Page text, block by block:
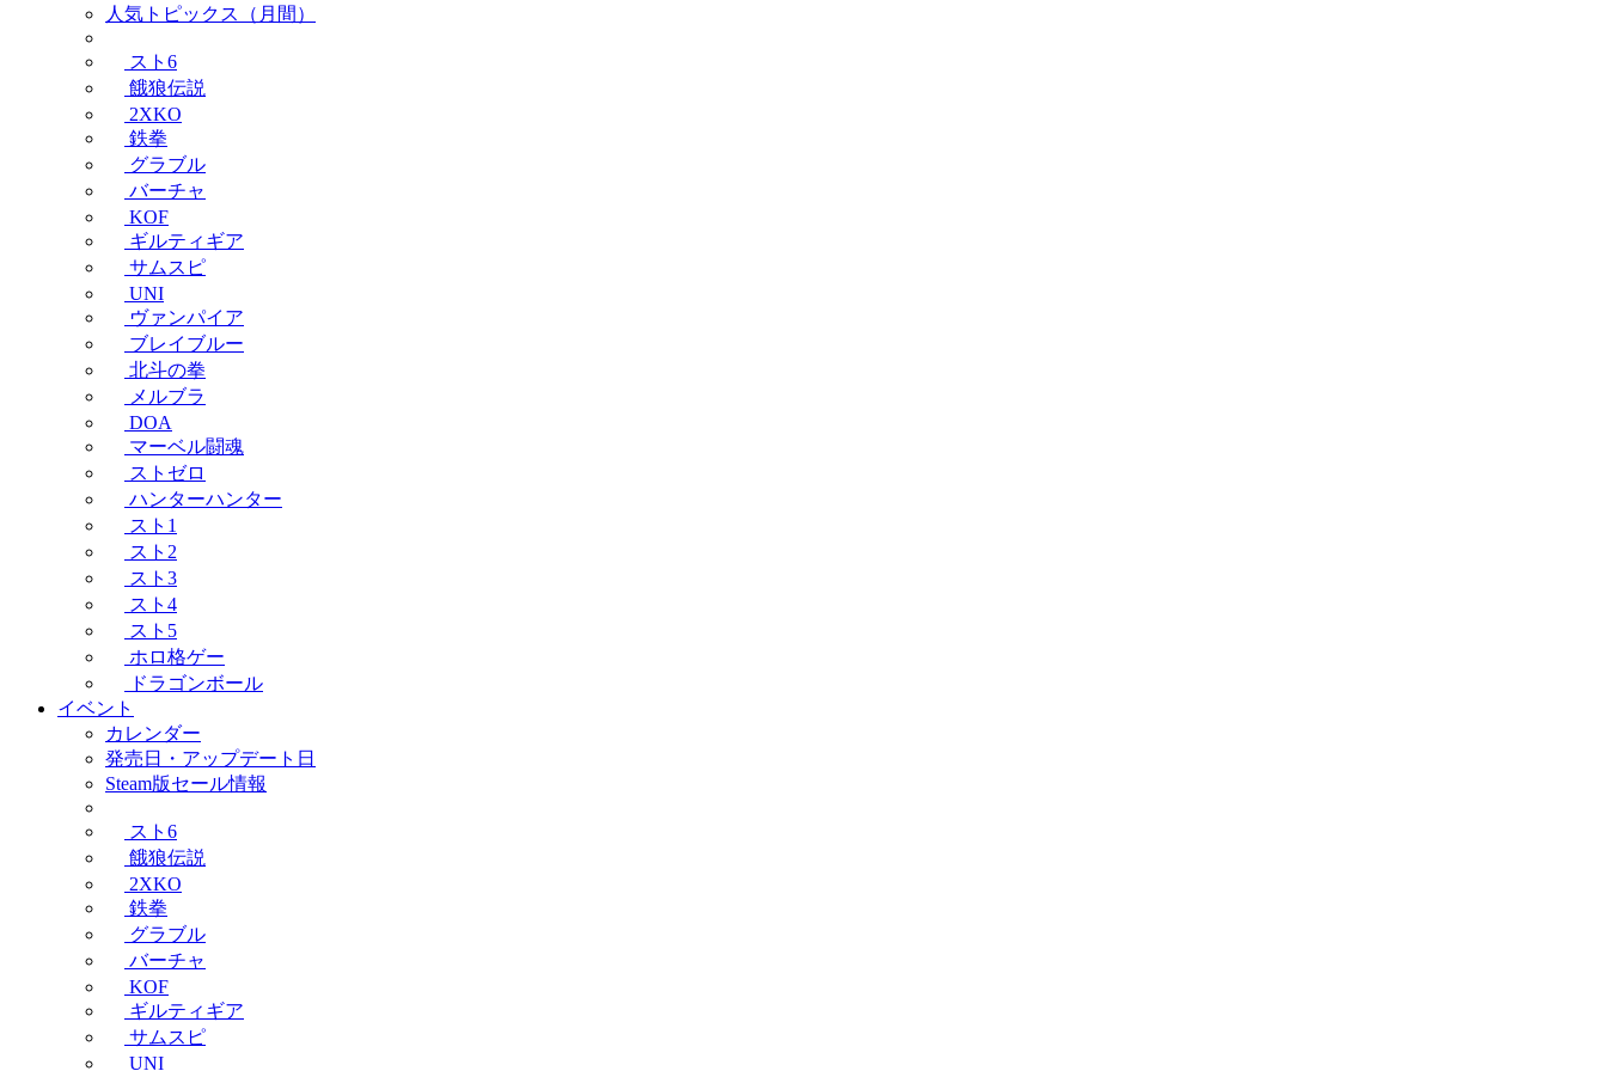
人気トピックス（月間）
スト6
餓狼伝説
2XKO
鉄拳
グラブル
バーチャ
KOF
ギルティギア
サムスピ
UNI
ヴァンパイア
ブレイブルー
北斗の拳
メルブラ
DOA
マーベル闘魂
ストゼロ
ハンターハンター
スト1
スト2
スト3
スト4
スト5
ホロ格ゲー
ドラゴンボール
イベント
カレンダー
発売日・アップデート日
Steam版セール情報
スト6
餓狼伝説
2XKO
鉄拳
グラブル
バーチャ
KOF
ギルティギア
サムスピ
UNI